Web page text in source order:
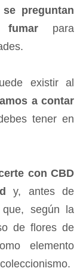
preguntan
para
existir al
a contar
tener en
conCBD
y, antes de
según la
de flores de
elemento